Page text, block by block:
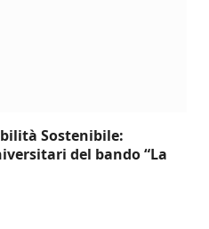
Sostenibile:
del bando “La